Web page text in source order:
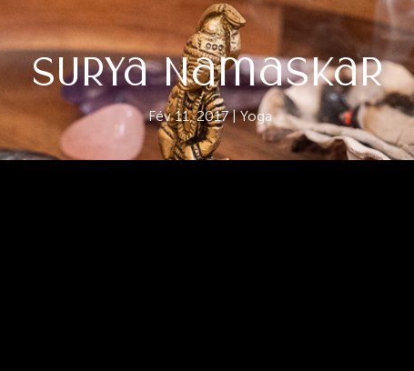
Surya Namaskar
Fév 11, 2017|Yoga